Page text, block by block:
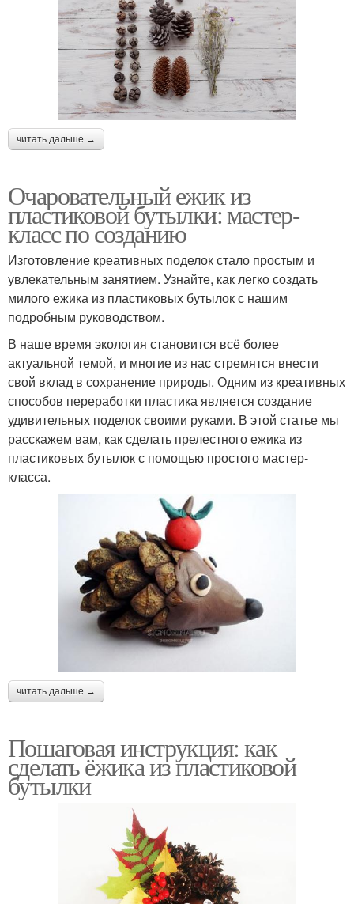
читать дальше →
Очаровательный ежик из
пластиковой бутылки: мастер-
класс по созданию
Изготовление креативных поделок стало простым и
увлекательным занятием. Узнайте, как легко создать
милого ежика из пластиковых бутылок с нашим
подробным руководством.
В наше время экология становится всё более
актуальной темой, и многие из нас стремятся внести
свой вклад в сохранение природы. Одним из креативных
способов переработки пластика является создание
удивительных поделок своими руками. В этой статье мы
расскажем вам, как сделать прелестного ежика из
пластиковых бутылок с помощью простого мастер-
класса.
читать дальше →
Пошаговая инструкция: как
сделать ёжика из пластиковой
бутылки